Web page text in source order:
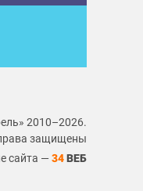
2010–2026.
защищены
сайта — 34ВЕБ